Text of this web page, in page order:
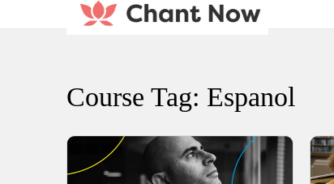
Course Tag: Espanol